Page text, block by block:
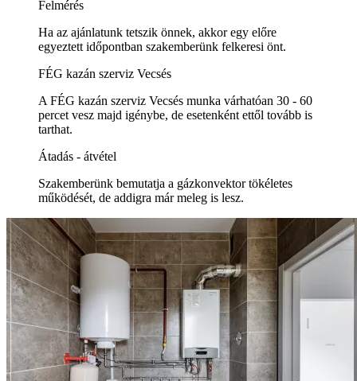
Felmérés
Ha az ajánlatunk tetszik önnek, akkor egy előre
egyeztett időpontban szakemberünk felkeresi önt.
FÉG kazán szerviz Vecsés
A FÉG kazán szerviz Vecsés munka várhatóan 30 - 60
percet vesz majd igénybe, de esetenként ettől tovább is
tarthat.
Átadás - átvétel
Szakemberünk bemutatja a gázkonvektor tökéletes
működését, de addigra már meleg is lesz.